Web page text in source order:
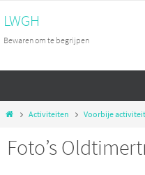
naar
de
LWGH
Bewaren om te begrijpen
HomeActiviteiten Voorbije
Foto’s